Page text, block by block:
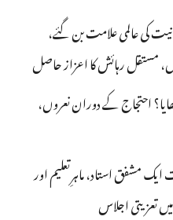
کی عالمی علامت بن گئے،
مستقل رہائش کا اعزاز حاصل
احتجاج کے دوران نعروں،
ایک مشفق استاد، ماہرِتعلیم اور
تعزیتی اجلاس